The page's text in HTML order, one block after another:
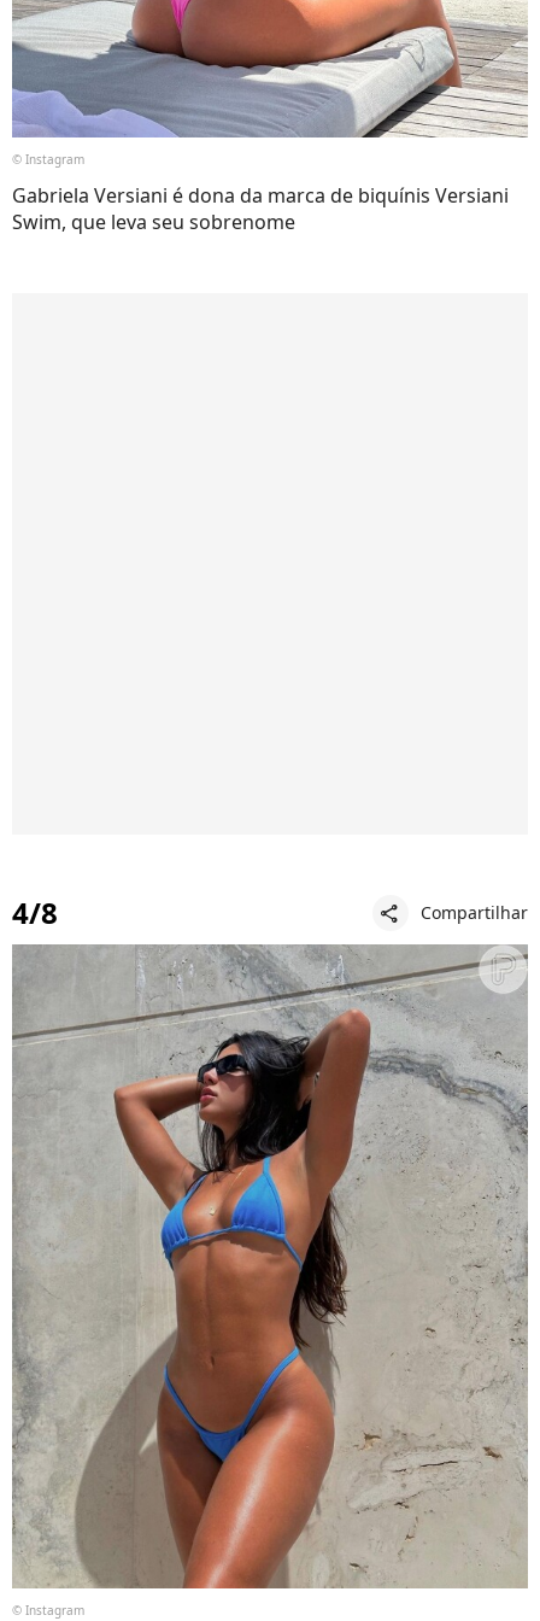
© Instagram
Gabriela Versiani é dona da marca de biquínis Versiani
Swim, que leva seu sobrenome
4/8 share Compartilhar
© Instagram